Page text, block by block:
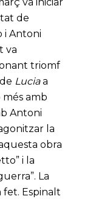
de
i Antoni
va
triomf
Luciaa
més amb
Antoni
la
obra
i la
La
Espinalt